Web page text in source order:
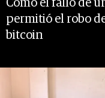
Cómo el fallo de
permitió el robo
bitcoin